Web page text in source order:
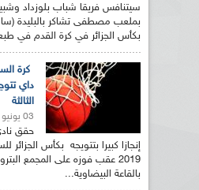
سيتنافس فريقا شباب بلوزداد
بكأس الجزائر في كرة القدم في طبعتها
كرة
داي
الثالثة
03 يونيو 2019
حقق
بالقاعة البيضاوية...